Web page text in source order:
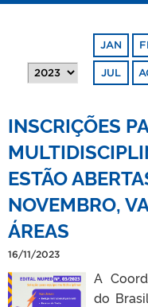
EDITAIS
INTERNACIONAL
PORTARIAS
JAN
JUL
INSCRIÇÕES
ESTÃO
NOVEMBRO,
ÁREAS
16/11/2023
A
do